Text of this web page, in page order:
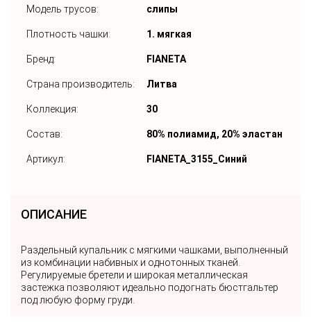
Модель трусов: слипы
Плотность чашки: 1. мягкая
Бренд: FIANETA
Страна производитель: Литва
Коллекция: 30
Состав: 80% полиамид, 20% эластан
Артикул: FIANETA_3155_Синий
ОПИСАНИЕ
Раздельный купальник с мягкими чашками, выполненный
из комбинации набивных и однотонных тканей.
Регулируемые бретели и широкая металлическая
застежка позволяют идеально подогнать бюстгальтер
под любую форму груди.